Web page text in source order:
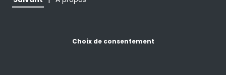
Choix de consentement